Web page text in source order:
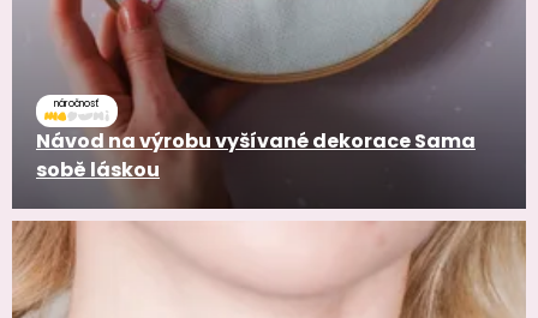
náročnosť
Návod na výrobu vyšívané dekorace Sama
sobě láskou